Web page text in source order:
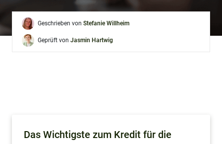
Geschrieben von Stefanie Willheim
Geprüft von Jasmin Hartwig
Das Wichtigste zum Kredit für die